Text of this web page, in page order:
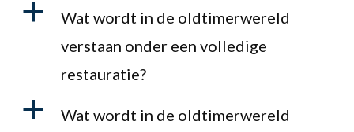
a
Wat wordt in de oldtimerwereld
verstaan onder een volledige
restauratie?
a
Wat wordt in de oldtimerwereld